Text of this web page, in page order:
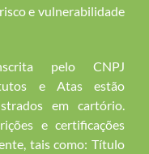
e vulnerabilidade
pelo CNPJ
e Atas estão
em cartório.
e certificações
tais como: Título